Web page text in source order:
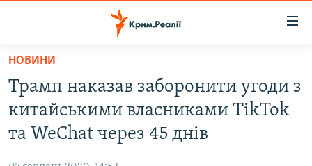
Перейти
основного
матеріалу
Перейти
до
основної
ВОДА.КРИМ
ВІДЕО ТА ФОТО
НОВИНИ
Трамп наказав заборонити угоди з
китайськими власниками TikTok
та WeChat через 45 днів